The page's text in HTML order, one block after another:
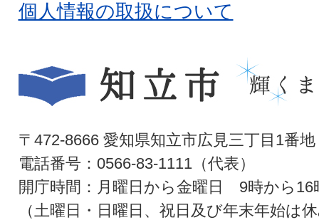
個人情報の取扱について
〒472-8666 愛知県知立市広見三丁目1番地
電話番号：0566-83-1111（代表）
開庁時間：月曜日から金曜日 9時から16
（土曜日・日曜日、祝日及び年末年始は